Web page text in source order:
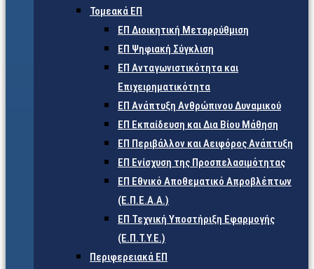
Τομεακά ΕΠ
ΕΠ Διοικητική Μεταρρύθμιση
ΕΠ Ψηφιακή Σύγκλιση
ΕΠ Ανταγωνιστικότητα και
Επιχειρηματικότητα
ΕΠ Ανάπτυξη Ανθρώπινου Δυναμικού
ΕΠ Εκπαίδευση και Δια Βίου Μάθηση
ΕΠ Περιβάλλον και Αειφόρος Ανάπτυξη
ΕΠ Ενίσχυση της Προσπελασιμότητας
ΕΠ Εθνικό Αποθεματικό Απροβλέπτων
(Ε.Π.Ε.Α.Α.)
ΕΠ Τεχνική Υποστήριξη Εφαρμογής
(Ε.Π.Τ.Υ.Ε.)
Περιφερειακά ΕΠ